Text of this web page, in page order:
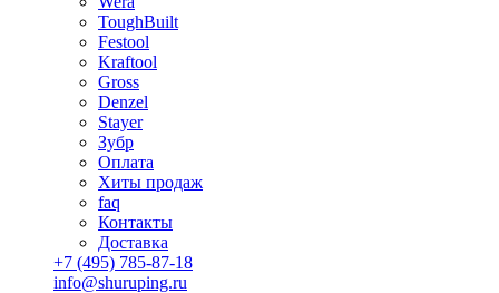
ToughBuilt
Festool
Kraftool
Gross
Denzel
Stayer
Зубр
Оплата
Хиты продаж
faq
Контакты
Доставка
+7 (495) 785-87-18
info@shuruping.ru